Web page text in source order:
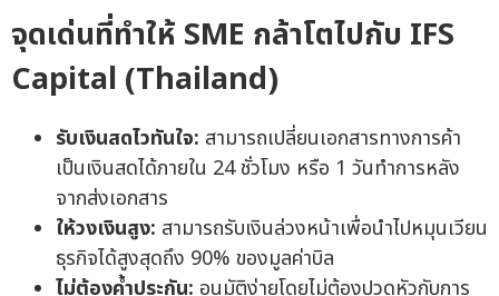
จุดเด่นที่ทำให้ SME กล้าโตไปกับ IFS
Capital (Thailand)
รับเงินสดไวทันใจ: สามารถเปลี่ยนเอกสารทางการค้า
เป็นเงินสดได้ภายใน 24 ชั่วโมง หรือ 1 วันทำการหลัง
จากส่งเอกสาร
ให้วงเงินสูง: สามารถรับเงินล่วงหน้าเพื่อนำไปหมุนเวียน
ธุรกิจได้สูงสุดถึง 90% ของมูลค่าบิล
ไม่ต้องค้ำประกัน: อนุมัติง่ายโดยไม่ต้องปวดหัวกับการ